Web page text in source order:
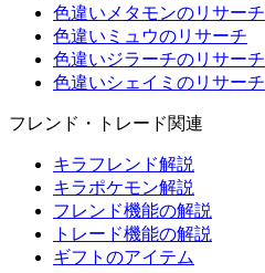
色違いメタモンのリサーチ
色違いミュウのリサーチ
色違いジラーチのリサーチ
色違いシェイミのリサーチ
フレンド・トレード関連
キラフレンド解説
キラポケモン解説
フレンド機能の解説
トレード機能の解説
ギフトのアイテム